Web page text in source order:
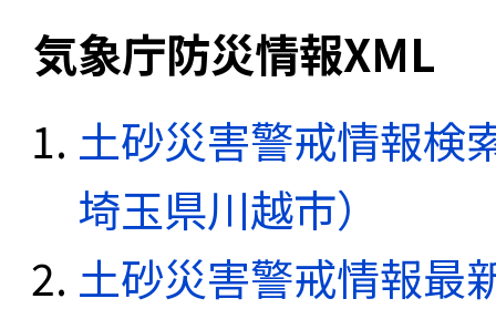
気象庁防災情報XML
土砂災害警戒情報検
埼玉県川越市）
土砂災害警戒情報最